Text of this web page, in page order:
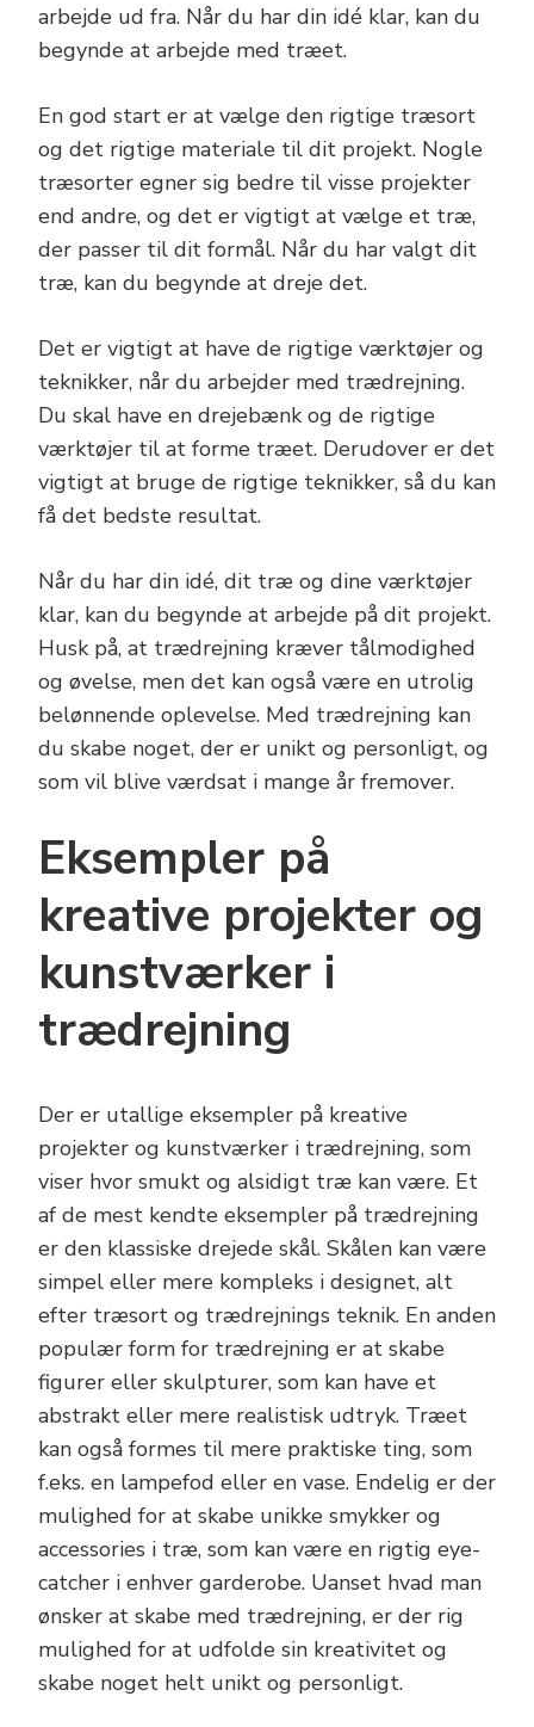
arbejde ud fra. Når du har din idé klar, kan du
begynde at arbejde med træet.
En god start er at vælge den rigtige træsort
og det rigtige materiale til dit projekt. Nogle
træsorter egner sig bedre til visse projekter
end andre, og det er vigtigt at vælge et træ,
der passer til dit formål. Når du har valgt dit
træ, kan du begynde at dreje det.
Det er vigtigt at have de rigtige værktøjer og
teknikker, når du arbejder med trædrejning.
Du skal have en drejebænk og de rigtige
værktøjer til at forme træet. Derudover er det
vigtigt at bruge de rigtige teknikker, så du kan
få det bedste resultat.
Når du har din idé, dit træ og dine værktøjer
klar, kan du begynde at arbejde på dit projekt.
Husk på, at trædrejning kræver tålmodighed
og øvelse, men det kan også være en utrolig
belønnende oplevelse. Med trædrejning kan
du skabe noget, der er unikt og personligt, og
som vil blive værdsat i mange år fremover.
Eksempler på
kreative projekter og
kunstværker i
trædrejning
Der er utallige eksempler på kreative
projekter og kunstværker i trædrejning, som
viser hvor smukt og alsidigt træ kan være. Et
af de mest kendte eksempler på trædrejning
er den klassiske drejede skål. Skålen kan være
simpel eller mere kompleks i designet, alt
efter træsort og trædrejnings teknik. En anden
populær form for trædrejning er at skabe
figurer eller skulpturer, som kan have et
abstrakt eller mere realistisk udtryk. Træet
kan også formes til mere praktiske ting, som
f.eks. en lampefod eller en vase. Endelig er der
mulighed for at skabe unikke smykker og
accessories i træ, som kan være en rigtig eye-
catcher i enhver garderobe. Uanset hvad man
ønsker at skabe med trædrejning, er der rig
mulighed for at udfolde sin kreativitet og
skabe noget helt unikt og personligt.